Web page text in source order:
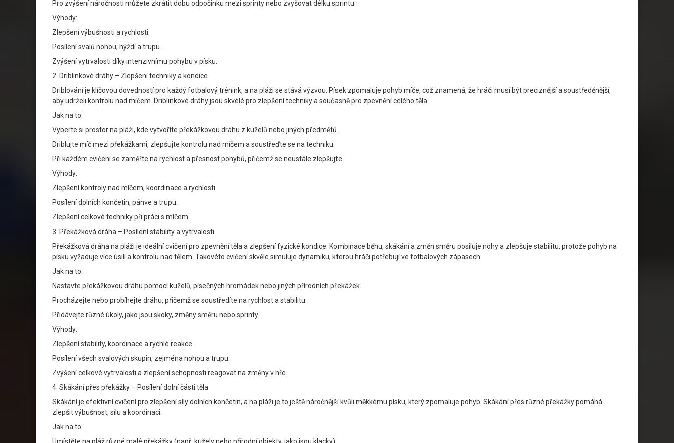
Pro zvýšení náročnosti můžete zkrátit dobu odpočinku mezi sprinty nebo zvyšovat délku sprintu.
Výhody:
Zlepšení výbušnosti a rychlosti.
Posílení svalů nohou, hýždí a trupu.
Zvýšení vytrvalosti díky intenzivnímu pohybu v písku.
2. Driblinkové dráhy – Zlepšení techniky a kondice
Driblování je klíčovou dovedností pro každý fotbalový trénink, a na pláži se stává výzvou. Písek zpomaluje pohyb míče, což znamená, že hráči musí být preciznější a soustředěnější,
aby udrželi kontrolu nad míčem. Driblinkové dráhy jsou skvélé pro zlepšení techniky a současně pro zpevnění celého těla.
Jak na to:
Vyberte si prostor na pláži, kde vytvoříte překážkovou dráhu z kuželů nebo jiných předmětů.
Driblujte míč mezi překážkami, zlepšujte kontrolu nad míčem a soustřeďte se na techniku.
Při každém cvičení se zaměřte na rychlost a přesnost pohybů, přičemž se neustále zlepšujte.
Výhody:
Zlepšení kontroly nad míčem, koordinace a rychlosti.
Posílení dolních končetin, pánve a trupu.
Zlepšení celkové techniky při práci s míčem.
3. Překážková dráha – Posílení stability a vytrvalosti
Překážková dráha na pláži je ideální cvičení pro zpevnění těla a zlepšení fyzické kondice. Kombinace běhu, skákání a změn směru posiluje nohy a zlepšuje stabilitu, protože pohyb na
písku vyžaduje více úsilí a kontrolu nad tělem. Takovéto cvičení skvěle simuluje dynamiku, kterou hráči potřebují ve fotbalových zápasech.
Jak na to:
Nastavte překážkovou dráhu pomocí kuželů, písečných hromádek nebo jiných přírodních překážek.
Procházejte nebo probíhejte dráhu, přičemž se soustředíte na rychlost a stabilitu.
Přidávejte různé úkoly, jako jsou skoky, změny směru nebo sprinty.
Výhody:
Zlepšení stability, koordinace a rychlé reakce.
Posílení všech svalových skupin, zejména nohou a trupu.
Zvýšení celkové vytrvalosti a zlepšení schopnosti reagovat na změny v hře.
4. Skákání přes překážky – Posílení dolní části těla
Skákání je efektivní cvičení pro zlepšení síly dolních končetin, a na pláži je to ještě náročnější kvůli měkkému písku, který zpomaluje pohyb. Skákání přes různé překážky pomáhá
zlepšit výbušnost, sílu a koordinaci.
Jak na to: